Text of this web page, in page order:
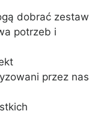
dobrać zestaw
potrzeb i
przez nas